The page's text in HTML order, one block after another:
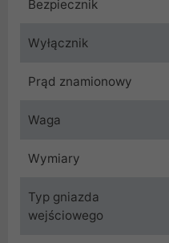
Bezpiecznik
Wyłącznik
Prąd znamionowy
Waga
Wymiary
Typ gniazda
wejściowego